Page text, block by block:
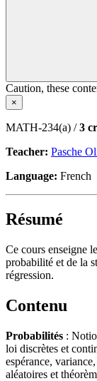
Caution, these
×
MATH-234(a) /3
Teacher: Pasche
Language: French
Résumé
Ce cours enseigne
probabilité et de la
régression.
Contenu
Probabilités :
loi discrètes et
espérance,
aléatoires et